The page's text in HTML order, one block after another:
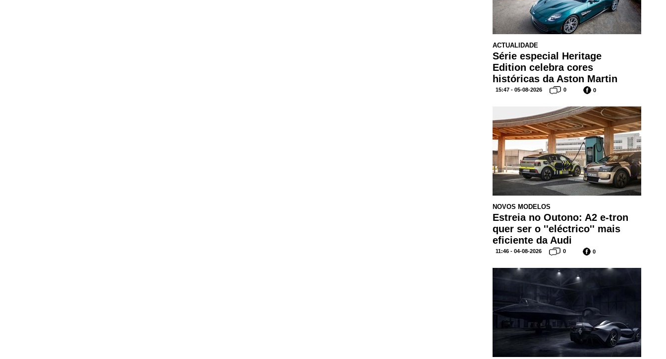
ACTUALIDADE
Série especial Heritage
Edition celebra cores
históricas da Aston Martin
15:47 - 05-08-2026 0 0
NOVOS MODELOS
Estreia no Outono: A2 e-tron
quer ser o ''eléctrico'' mais
eficiente da Audi
11:46 - 04-08-2026 0 0